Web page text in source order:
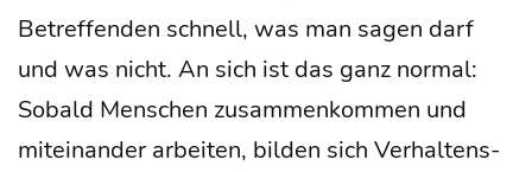
Betref­fen­den schnell, was man sagen darf
und was nicht. An sich ist das ganz nor­mal:
Sobald Men­schen zusam­men­kom­men und
mit­ein­an­der arbei­ten, bil­den sich Ver­hal­tens­